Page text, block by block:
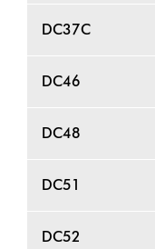
DC37C
DC46
DC48
DC51
DC52